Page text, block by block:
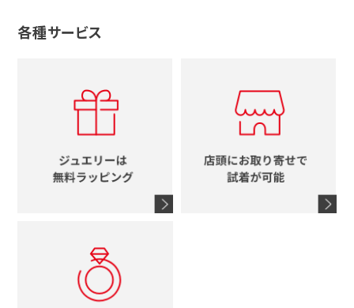
ティファニー
ブルガリ
グッチ
スタージュエリー
シャネル
コーチ
ブランドアイテムをすべて見る
メンズ時計
時計をすべて見る
グッチ
ルイヴィトン
エルメス
シャネル
十字架
イニシャル
各種サービス